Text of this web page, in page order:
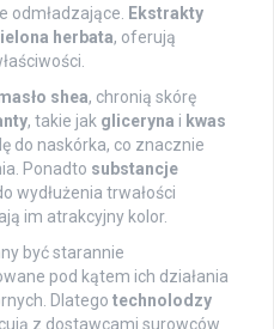
odmładzające.
Ekstrakty
herbata, oferują
shea, chronią skórę
, takie jak gliceryna i kwas
do naskórka, co znacznie
Ponadto substancje
wydłużenia trwałości
im atrakcyjny kolor.
być starannie
pod kątem ich działania
Dlatego technolodzy
z dostawcami surowców